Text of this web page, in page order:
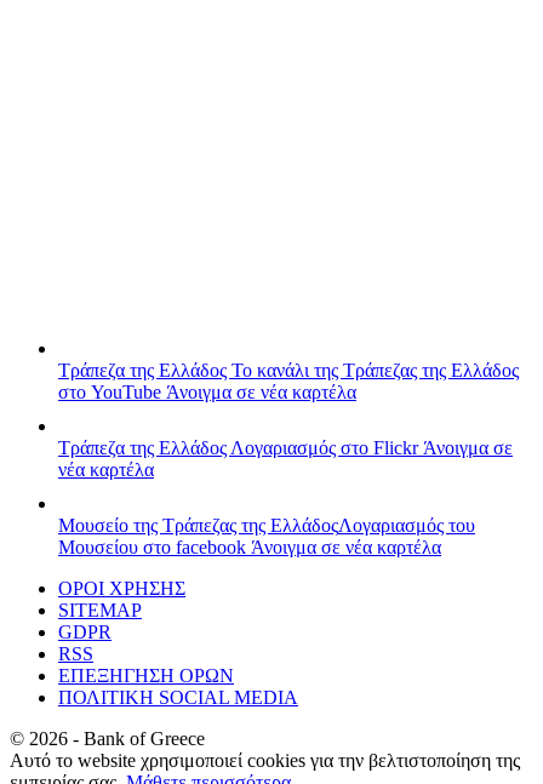
Τράπεζα της Ελλάδος Το κανάλι της Τράπεζας της Ελλάδος
στο YouTube Άνοιγμα σε νέα καρτέλα
Τράπεζα της Ελλάδος Λογαριασμός στο FlickrΆνοιγμα σε
νέα καρτέλα
Μουσείο της Τράπεζας της ΕλλάδοςΛογαριασμός του
Μουσείου στο facebook Άνοιγμα σε νέα καρτέλα
ΟΡΟΙ ΧΡΗΣΗΣ
SITEMAP
GDPR
RSS
ΕΠΕΞΗΓΗΣΗ ΟΡΩΝ
ΠΟΛΙΤΙΚΗ SOCIAL MEDIA
© 2026 - Bank of Greece
Αυτό το website χρησιμοποιεί cookies για την βελτιστοποίηση της